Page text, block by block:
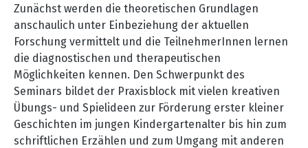
Zunächst werden die theoretischen Grundlagen
anschaulich unter Einbeziehung der aktuellen
Forschung vermittelt und die TeilnehmerInnen lernen
die diagnostischen und therapeutischen
Möglichkeiten kennen. Den Schwerpunkt des
Seminars bildet der Praxisblock mit vielen kreativen
Übungs- und Spielideen zur Förderung erster kleiner
Geschichten im jungen Kindergartenalter bis hin zum
schriftlichen Erzählen und zum Umgang mit anderen